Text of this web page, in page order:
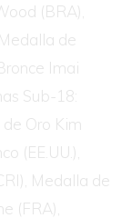
(BRA),
de
Imai
Sub-18:
Oro Kim
(EE.UU.),
Medalla de
(FRA),